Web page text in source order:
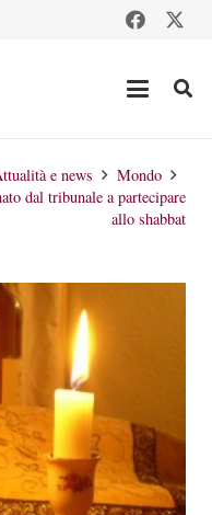
e news
Mondo
dal tribunale a partecipare
allo shabbat